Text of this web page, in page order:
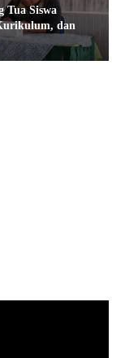
Tua Siswa
dan